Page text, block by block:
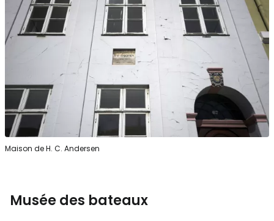
Maison de H. C. Andersen
Musée des bateaux